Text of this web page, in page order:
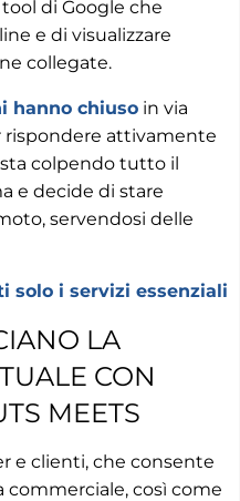
tool di Google che
e di visualizzare
collegate.
hanno chiuso in via
rispondere attivamente
sta colpendo tutto il
e decide di stare
servendosi delle
solo i servizi essenziali
LA
CON
MEETS
e clienti, che consente
così come